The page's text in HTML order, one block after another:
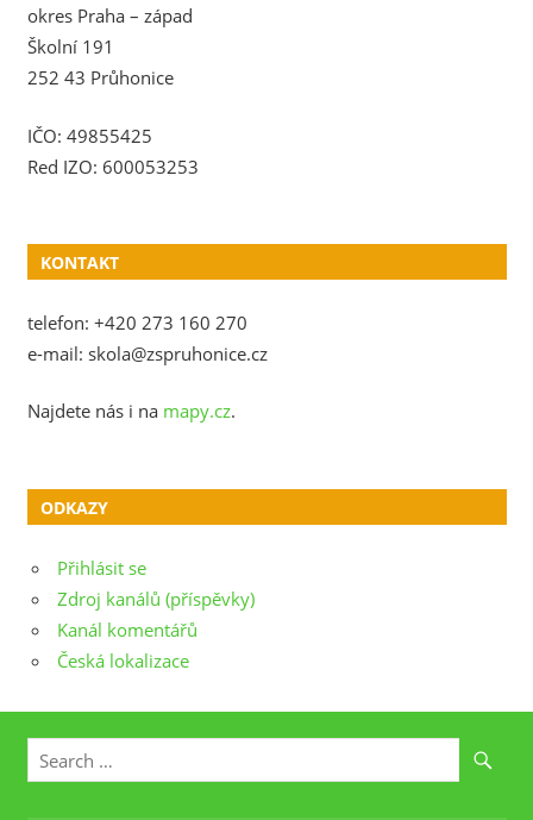
okres Praha – západ
Školní 191
252 43 Průhonice
IČO: 49855425
Red IZO: 600053253
KONTAKT
telefon: +420 273 160 270
e-mail: skola@zspruhonice.cz
Najdete nás i na mapy.cz.
ODKAZY
Přihlásit se
Zdroj kanálů (příspěvky)
Kanál komentářů
Česká lokalizace